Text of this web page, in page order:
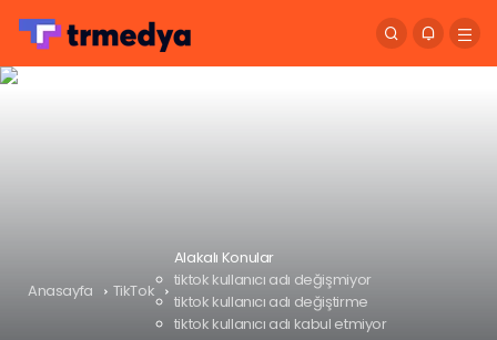
Anasayfa TikTok
Alakalı Konular
tiktok kullanıcı adı değişmiyor
tiktok kullanıcı adı değiştirme
tiktok kullanıcı adı kabul etmiyor